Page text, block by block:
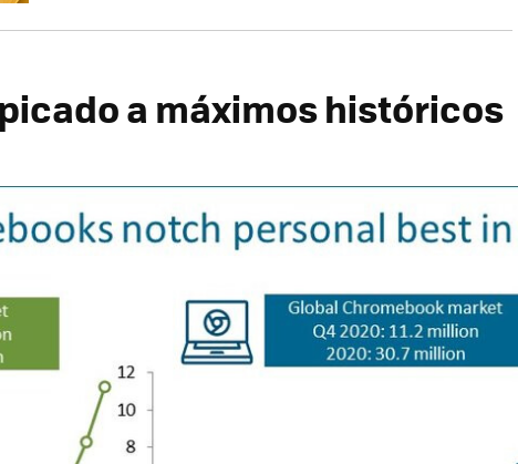
a máximos históricos